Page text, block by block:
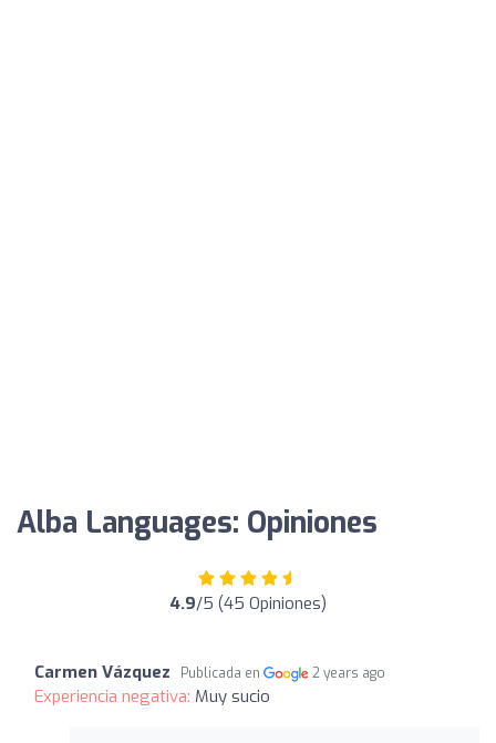
Alba Languages: Opiniones
4.9/5 (45 Opiniones)
Carmen Vázquez Publicada en 2 years ago
Experiencia negativa: Muy sucio